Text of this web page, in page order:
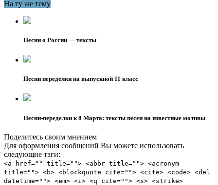
На ту же тему
Песни о России — тексты
Песни переделки на выпускной 11 класс
Песни-переделки к 8 Марта: тексты песен на известные мотивы
Поделитесь своим мнением
Для оформления сообщений Вы можете использовать
следующие тэги:
<a href="" title=""> <abbr title=""> <acronym
title=""> <b> <blockquote cite=""> <cite> <code> <del
datetime=""> <em> <i> <q cite=""> <s> <strike>